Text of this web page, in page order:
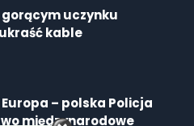
uczynku
kable
– polska Policja
międzynarodowe